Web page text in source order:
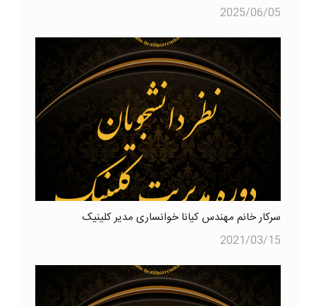
2025/06/05
سرکار خانم مهندس کیانا خوانساری مدیر کلینیک
2021/03/15